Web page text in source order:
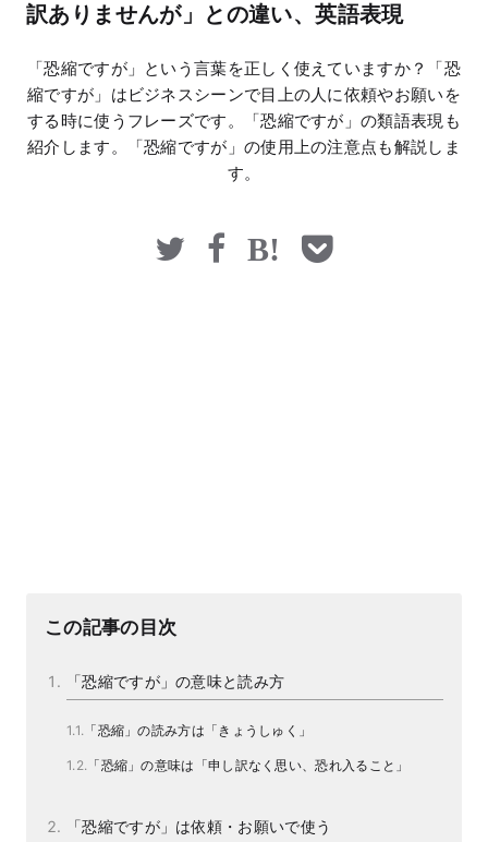
訳ありませんが」との違い、英語表現
「恐縮ですが」という言葉を正しく使えていますか？「恐
縮ですが」はビジネスシーンで目上の人に依頼やお願いを
する時に使うフレーズです。「恐縮ですが」の類語表現も
紹介します。「恐縮ですが」の使用上の注意点も解説しま
す。
この記事の目次
「恐縮ですが」の意味と読み方
「恐縮」の読み方は「きょうしゅく」
「恐縮」の意味は「申し訳なく思い、恐れ入ること」
「恐縮ですが」は依頼・お願いで使う